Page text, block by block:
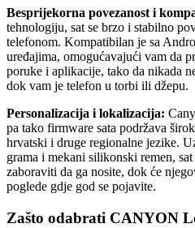
Besprijekorna povezanost i
tehnologiju, sat se brzo i stabilno
telefonom. Kompatibilan je sa
uređajima, omogućavajući vam da
poruke i aplikacije, tako da nikada
dok vam je telefon u torbi ili džepu.
Personalizacija i lokalizacija:
pa tako firmware sata podržava
hrvatski i druge regionalne jezike.
grama i mekani silikonski remen,
zaboraviti da ga nosite, dok će
poglede gdje god se pojavite.
Zašto odabrati CANYON